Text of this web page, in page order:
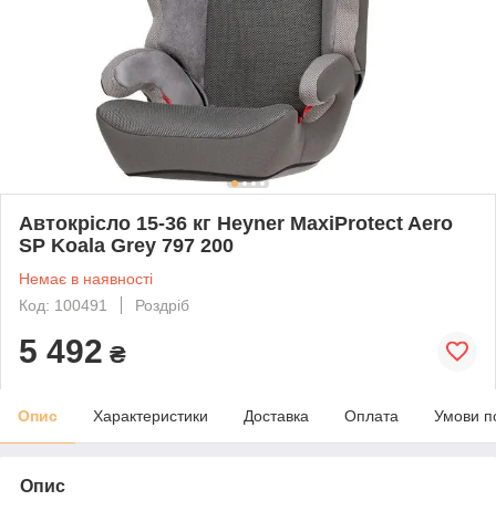
Автокрісло 15-36 кг Heyner MaxiProtect Aero
SP Koala Grey 797 200
Немає в наявності
Код: 100491
Роздріб
5 492 ₴
Опис Характеристики Доставка Оплата Умови
Опис